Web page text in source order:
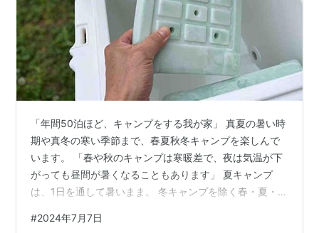
「年間50泊ほど、キャンプをする我が家」 真夏の暑い時
期や真冬の寒い季節まで、春夏秋冬キャンプを楽しんで
います。 「春や秋のキャンプは寒暖差で、夜は気温が下
がっても昼間が暑くなることもあります」 夏キャンプ
は、1日を通して暑いまま。 冬キャンプを除く春・夏・秋
「特に夏キャンプは気温が高温になるので、しっかりと
#2024年7月7日